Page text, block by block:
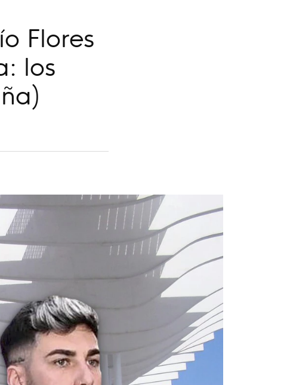
Flores
los